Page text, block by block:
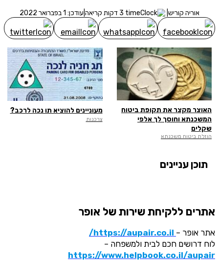
אוריה קוריש עודכן: 1 בפברואר 2022
האוצר מקצר את תקופת ביטוח
המשכנתא וחוסך לך אלפי
שקלים
הוזלת ביטוח משכנתא
מעוניינים להוציא תו נכה לרכב?
צרכנות
תוכן עניינים
אתרים ללקיחת שירות של אופר
אתר אופר –
לוח דרושים חכם לבית ולמשפחה –
https://www.helpbook.co.il/aupair